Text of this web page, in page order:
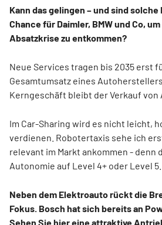
Kann das gelingen – und sind
Chance für Daimler, BMW und Co,
Absatzkrise zu entkommen?
Neue Services tragen bis 2035 erst
Gesamtumsatz eines
Kerngeschäft bleibt der Verkauf von
Im Car-Sharing wird es nicht leicht,
verdienen. Robotertaxis sehe ich
relevant im Markt ankommen - denn
Autonomie auf Level 4+ oder Level 5.
Neben dem Elektroauto rückt die
Fokus. Bosch hat sich bereits an
Sehen Sie hier eine attraktive